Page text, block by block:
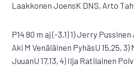
Laakkonen JoensK DNS, Arto
P14 80 m aj (-3,1) 1) Jerry
Aki M Venäläinen PyhäsU 15,25,
JuuanU 17,13, 4) Ilja Ratilainen